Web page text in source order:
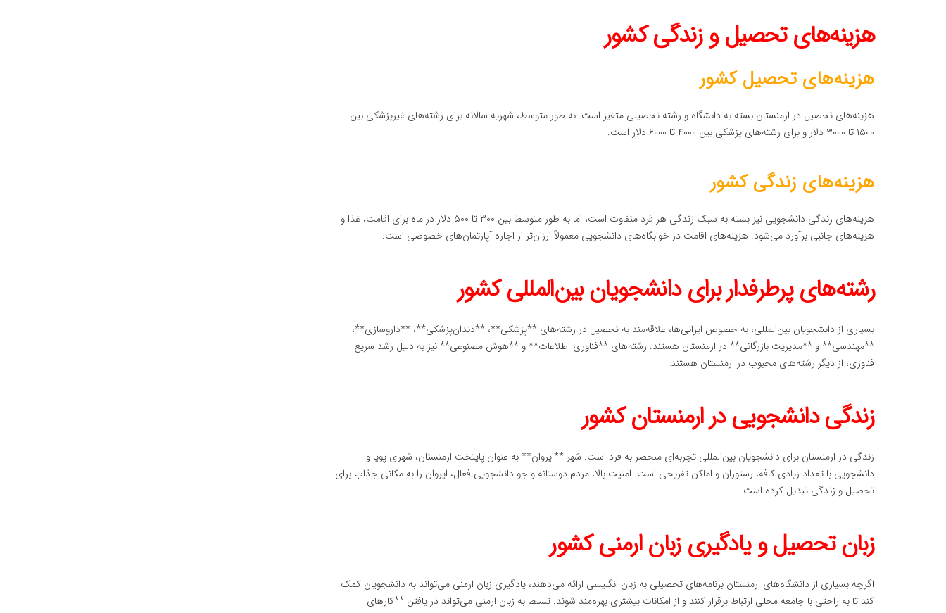
هزینه‌های تحصیل و زندگی کشور
هزینه‌های تحصیل کشور
هزینه‌های تحصیل در ارمنستان بسته به دانشگاه و رشته تحصیلی متغیر است. به طور متوسط، شهریه سالانه برای رشته‌های غیرپزشکی بین
۱۵۰۰ تا ۳۰۰۰ دلار و برای رشته‌های پزشکی بین ۴۰۰۰ تا ۶۰۰۰ دلار است.
هزینه‌های زندگی کشور
هزینه‌های زندگی دانشجویی نیز بسته به سبک زندگی هر فرد متفاوت است، اما به طور متوسط بین ۳۰۰ تا ۵۰۰ دلار در ماه برای اقامت، غذا و
هزینه‌های جانبی برآورد می‌شود. هزینه‌های اقامت در خوابگاه‌های دانشجویی معمولاً ارزان‌تر از اجاره آپارتمان‌های خصوصی است.
رشته‌های پرطرفدار برای دانشجویان بین‌المللی کشور
بسیاری از دانشجویان بین‌المللی، به خصوص ایرانی‌ها، علاقه‌مند به تحصیل در رشته‌های **پزشکی**، **دندان‌پزشکی**، **داروسازی**،
**مهندسی** و **مدیریت بازرگانی** در ارمنستان هستند. رشته‌های **فناوری اطلاعات** و **هوش مصنوعی** نیز به دلیل رشد سریع
فناوری، از دیگر رشته‌های محبوب در ارمنستان هستند.
زندگی دانشجویی در ارمنستان کشور
زندگی در ارمنستان برای دانشجویان بین‌المللی تجربه‌ای منحصر به فرد است. شهر **ایروان** به عنوان پایتخت ارمنستان، شهری پویا و
دانشجویی با تعداد زیادی کافه، رستوران و اماکن تفریحی است. امنیت بالا، مردم دوستانه و جو دانشجویی فعال، ایروان را به مکانی جذاب برای
تحصیل و زندگی تبدیل کرده است.
زبان تحصیل و یادگیری زبان ارمنی کشور
اگرچه بسیاری از دانشگاه‌های ارمنستان برنامه‌های تحصیلی به زبان انگلیسی ارائه می‌دهند، یادگیری زبان ارمنی می‌تواند به دانشجویان کمک
کند تا به راحتی با جامعه محلی ارتباط برقرار کنند و از امکانات بیشتری بهره‌مند شوند. تسلط به زبان ارمنی می‌تواند در یافتن **کارهای